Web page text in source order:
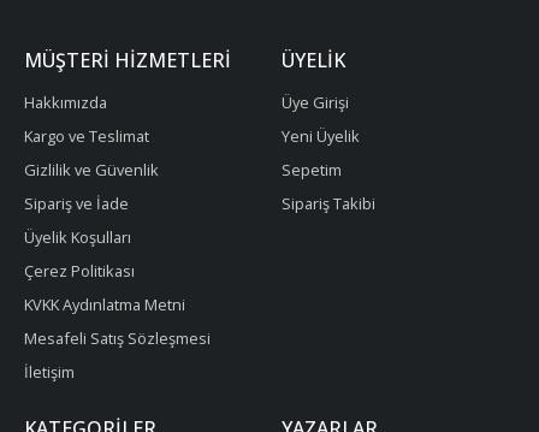
MÜŞTERI HIZMETLERI
Hakkımızda
Kargo ve Teslimat
Gizlilik ve Güvenlik
Sipariş ve İade
Üyelik Koşulları
Çerez Politikası
KVKK Aydınlatma Metni
Mesafeli Satış Sözleşmesi
İletişim
ÜYELIK
Üye Girişi
Yeni Üyelik
Sepetim
Sipariş Takibi